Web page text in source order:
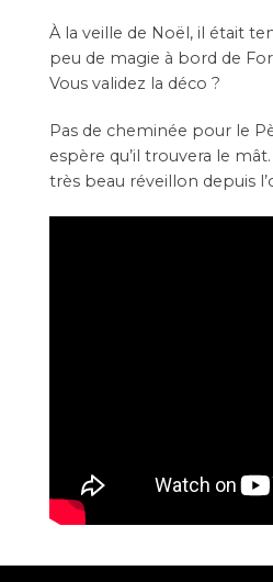
À la veille de Noël, il était
peu de magie à bord de
Vous validez la déco ?
Pas de cheminée pour le
espère qu’il trouvera le
très beau réveillon depuis